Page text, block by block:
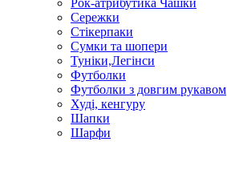
Рок-атрибутика Чашки
Сережки
Стікерпаки
Сумки та шопери
Туніки,Легінси
Футболки
Футболки з довгим рукавом
Худі, кенгуру
Шапки
Шарфи